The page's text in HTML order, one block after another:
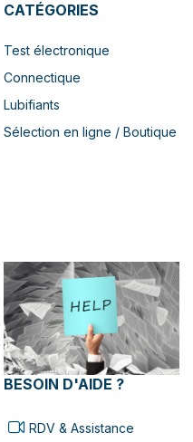
CATÉGORIES
Test électronique
Connectique
Lubifiants
Sélection en ligne / Boutique
BESOIN D'AIDE ?
RDV & Assistance